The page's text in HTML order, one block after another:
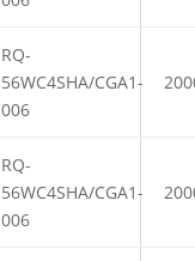
RQ-
56WC4SHA/CGA1-
006
RQ-
56WC4SHA/CGA1-
006